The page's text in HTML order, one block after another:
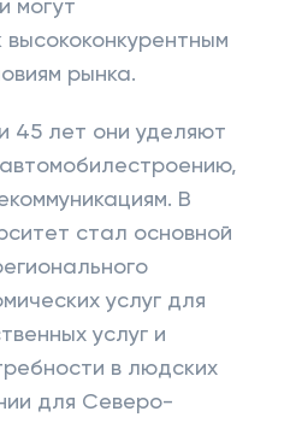
могут
рынка.
45 лет они уделяют
В
стал основной
услуг для
услуг и
в людских
для Северо-